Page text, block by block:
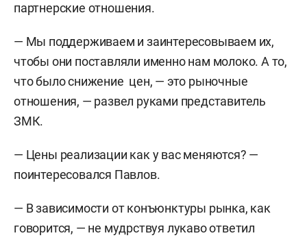
партнерские отношения.
— Мы поддерживаем и заинтересовываем их,
чтобы они поставляли именно нам молоко. А то,
что было снижение цен, — это рыночные
отношения, — развел руками представитель
ЗМК.
— Цены реализации как у вас меняются? —
поинтересовался Павлов.
— В зависимости от конъюнктуры рынка, как
говорится, — не мудрствуя лукаво ответил